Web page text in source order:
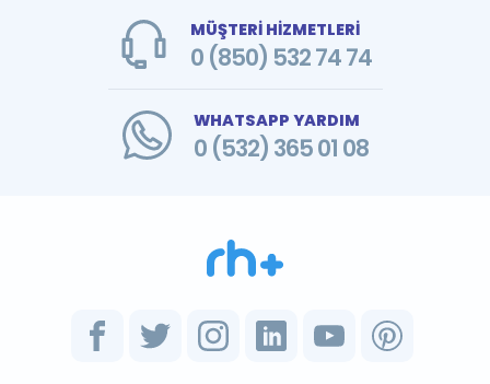
MÜŞTERİ HİZMETLERİ
0 (850) 532 74 74
WHATSAPP YARDIM
0 (532) 365 01 08